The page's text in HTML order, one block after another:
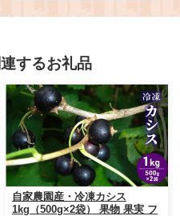
0034]
するお礼品
自家農園産・冷凍カシス
1kg（500g×2袋） 果物 果実 フ